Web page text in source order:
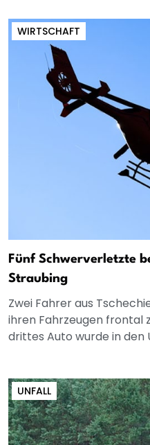
WIRTSCHAFT
Fünf Schwerverletzte
Straubing
Zwei Fahrer aus
ihren Fahrzeugen frontal
drittes Auto wurde in den
UNFALL